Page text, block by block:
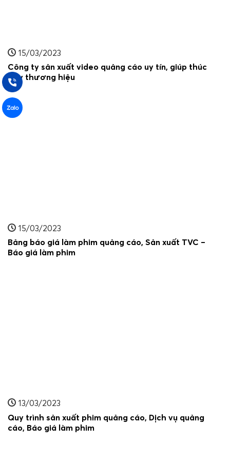
15/03/2023
Công ty sản xuất video quảng cáo uy tín, giúp thúc
đẩy thương hiệu
15/03/2023
Bảng báo giá làm phim quảng cáo, Sản xuất TVC –
Báo giá làm phim
13/03/2023
Quy trình sản xuất phim quảng cáo, Dịch vụ quảng
cáo, Báo giá làm phim